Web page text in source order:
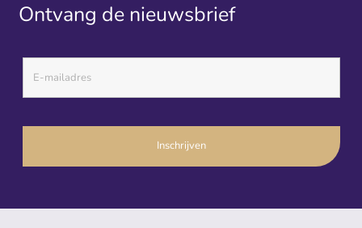
Ontvang de nieuwsbrief